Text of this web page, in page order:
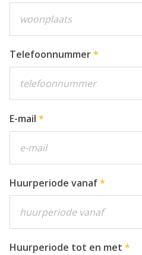
Telefoonnummer
E-mail
Huurperiode vanaf
Huurperiode tot en met